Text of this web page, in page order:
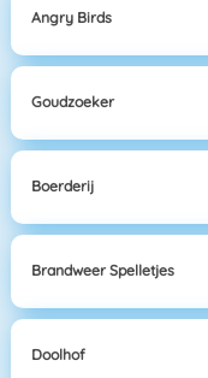
Angry Birds
Goudzoeker
Boerderij
Brandweer Spelletjes
Doolhof